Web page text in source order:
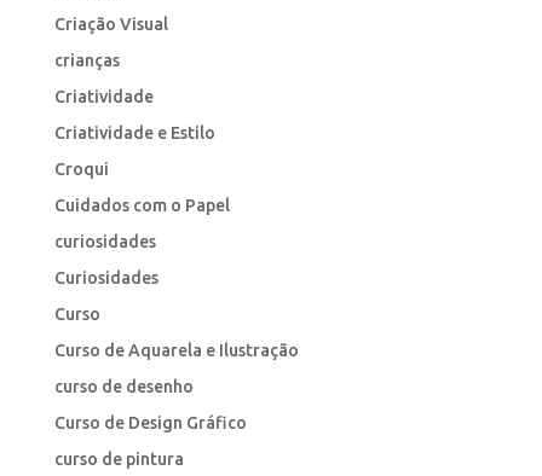
Criação Visual
crianças
Criatividade
Criatividade e Estilo
Croqui
Cuidados com o Papel
curiosidades
Curiosidades
Curso
Curso de Aquarela e Ilustração
curso de desenho
Curso de Design Gráfico
curso de pintura